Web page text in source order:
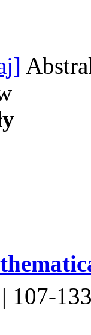
| 107-